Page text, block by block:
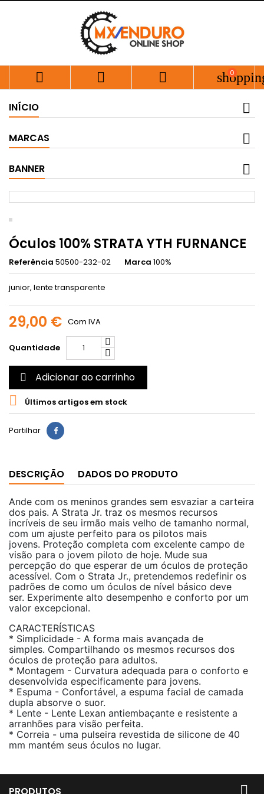
   0
INÍCIO
MARCAS
BANNER
Óculos 100% STRATA YTH FURNANCE
Referência 50500-232-02 Marca 100%
junior, lente transparente
29,00 € Com IVA
Quantidade
 Adicionar ao carrinho
 Últimos artigos em stock
Partilhar
DESCRIÇÃO DADOS DO PRODUTO
Ande com os meninos grandes sem esvaziar a carteira
dos pais. A Strata Jr. traz os mesmos recursos
incríveis de seu irmão mais velho de tamanho normal,
com um ajuste perfeito para os pilotos mais
jovens. Proteção completa com excelente campo de
visão para o jovem piloto de hoje. Mude sua
percepção do que esperar de um óculos de proteção
acessível. Com o Strata Jr., pretendemos redefinir os
padrões de como um óculos de nível básico deve
ser. Experimente alto desempenho e conforto por um
valor excepcional.
CARACTERÍSTICAS
* Simplicidade - A forma mais avançada de
simples. Compartilhando os mesmos recursos dos
óculos de proteção para adultos.
* Montagem - Curvatura adequada para o conforto e
desenvolvida especificamente para jovens.
* Espuma - Confortável, a espuma facial de camada
dupla absorve o suor.
* Lente - Lente Lexan antiembaçante e resistente a
arranhões para visão perfeita.
* Correia - uma pulseira revestida de silicone de 40
mm mantém seus óculos no lugar.
